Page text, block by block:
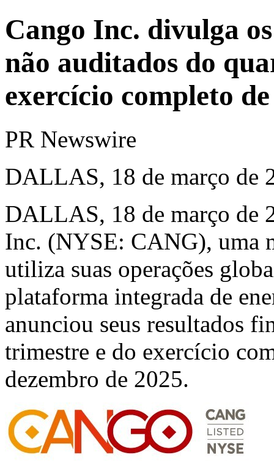
Cango Inc. divulga
não auditados do
exercício completo
PR Newswire
DALLAS, 18 de março de
DALLAS, 18 de março de
Inc. (NYSE: CANG), uma
utiliza suas operações
plataforma integrada de
anunciou seus resultados
trimestre e do exercício
dezembro de 2025.